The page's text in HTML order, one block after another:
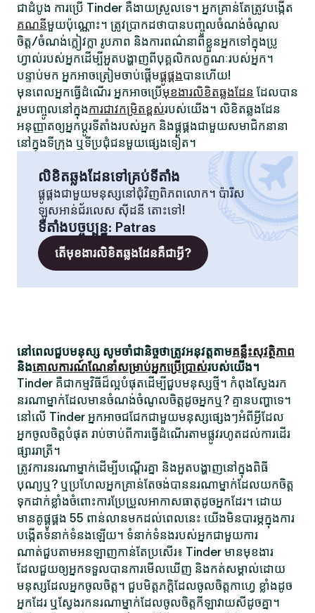
ជាដំបូង ការប្រើ Tinder គឺងាយស្រួលទេ។ អ្នកគ្រាន់តែត្រូវបង្កើត
គណនីមួយប៉ុណ្ណោះ។ ត្រូវប្រាកដថាបានបញ្ចូលចំណង់ចំណូល
ចិត្ត/ចំណង់ក្លៀវក្លា រូបភាព និងការពណ៌នាពីខ្លួនអ្នកទៅក្នុងប្រូ
ហ្វាល់របស់អ្នកដើម្បីអួតបង្ហាញពីបុគ្គលិកលក្ខណៈរបស់អ្នក។
បន្ទាប់មក អ្នកអាចត្រៀមចាប់ផ្តើមផ្គូផ្គងបានហើយ!
មុនពេលអ្នកធ្វើដំណើរ អ្នកអាចប្រើមុខងារលិខិតឆ្លងដែន ដែលបាន
រួមបញ្ចូលនៅក្នុងការជាវកម្រិតខ្ពស់របស់យើង។ លិខិតឆ្លងដែន
អនុញ្ញាតឲ្យអ្នកប្តូរទីតាំងរបស់អ្នក និងផ្គូផ្គងជាមួយសមាជិកនានា
នៅក្នុងទីក្រុង ឬទីប្រជុំជនមួយផ្សេងទៀត។
លិខិតឆ្លងដែនទៅគ្រប់ទីតាំង
ផ្គូផ្គងជាមួយមនុស្សនៅជុំវិញពិភពលោក។ ប៉ារីស
ឡូសអាន់ជ័រលេស ស៊ីដនី តោះទៅ!
ទីតាំងបច្ចុប្បន្ន: Patras
តើមុខងារលិខិតឆ្លងដែនគឺជាអ្វី?
នៅពេលជួបមនុស្ស សូមចាំជានិច្ចថាត្រូវអនុវត្តតាមគន្លឹះសុវត្ថិភាព
និងគោលការណ៍ណែនាំសម្រាប់អ្នកប្រើប្រាស់របស់យើង។
Tinder គឺជាកម្មវិធីដ៏ល្អបំផុតដើម្បីជួបមនុស្សថ្មី។ កំពុងស្វែងរក
នរណាម្នាក់ដែលមានចំណង់ចំណូលចិត្តដូចអ្នកឬ? គ្មានបញ្ហាទេ។
នៅលើ Tinder អ្នកអាចជជែកជាមួយមនុស្សផ្សេងៗអំពីអ្វីដែល
អ្នកចូលចិត្តបំផុត រាប់ចាប់ពីការធ្វើដំណើរតាមផ្លូវរហូតដល់ការដើរ
ផ្សាររាត្រី។
ត្រូវការនរណាម្នាក់ដើម្បីបណ្តើរគ្នា និងអួតបង្ហាញនៅក្នុងពិធី
បុណ្យឬ? ឬប្រហែលអ្នកគ្រាន់តែចង់បាននរណាម្នាក់ដែលយកចិត្ត
ទុកដាក់ខ្លាំងចំពោះការប្រែប្រួលអាកាសធាតុដូចអ្នកដែរ។ ដោយ
មានគូផ្គូផ្គង 55 ពាន់លានមកដល់ពេលនេះ យើងមិនបារម្ភក្នុងការ
បង្កើតទំនាក់ទំនងឡើយ។ ទំនាក់ទំនងរបស់អ្នកជាមួយការ
ណាត់ជួបតាមអនឡាញកាន់តែប្រសើរ៖ Tinder មានមុខងារ
ដែលជួយឲ្យអ្នកទទួលបានការមើលឃើញ និងកត់សម្គាល់ដោយ
មនុស្សដែលអ្នកចូលចិត្ត។ ជួបមិត្តភក្តិដែលចូលចិត្តកាហ្វេ ខ្លាំងដូច
អ្នកដែរ ឬស្វែងរកនរណាម្នាក់ដែលចូលចិត្តកីឡាវាយសីដូចគ្នា។